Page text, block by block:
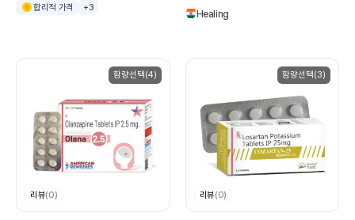
합리적 가격 +3
Healing
함량선택(4)
리뷰(0)
함량선택(3)
리뷰(0)